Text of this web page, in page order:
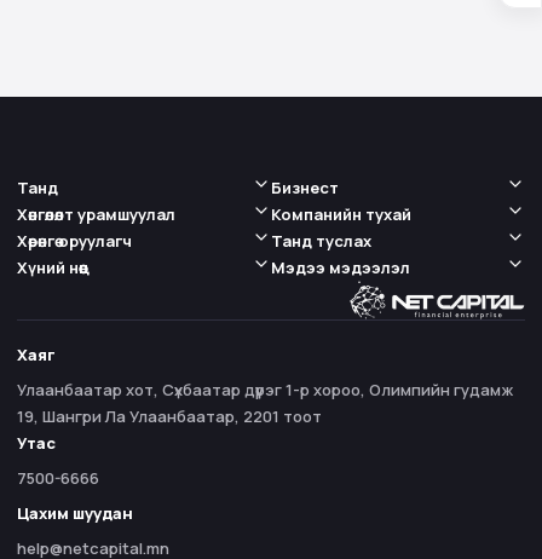
Танд
Хөнгөлөлт урамшуулал
Бизнест
Компанийн тухай
Хөрөнгө оруулагч
Хүний нөөц
Танд туслах
Мэдээ мэдээлэл
Хаяг
Улаанбаатар хот, Сүхбаатар дүүрэг 1-р хороо, Олимпийн гудамж
19, Шангри Ла Улаанбаатар, 2201 тоот
Утас
7500-6666
Цахим шуудан
help@netcapital.mn